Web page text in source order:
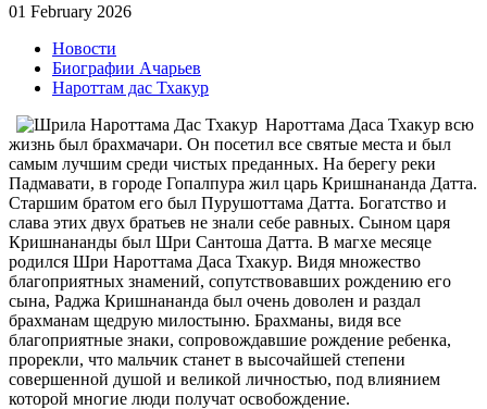
01 February 2026
Новости
Биографии Ачарьев
Нароттам дас Тхакур
Нароттама Даса Тхакур всю
жизнь был брахмачари. Он посетил все святые места и был
самым лучшим среди чистых преданных. На берегу реки
Падмавати, в городе Гопалпура жил царь Кришнананда Датта.
Старшим братом его был Пурушоттама Датта. Богатство и
слава этих двух братьев не знали себе равных. Сыном царя
Кришнананды был Шри Сантоша Датта. В магхе месяце
родился Шри Нароттама Даса Тхакур. Видя множество
благоприятных знамений, сопутствовавших рождению его
сына, Раджа Кришнананда был очень доволен и раздал
брахманам щедрую милостыню. Брахманы, видя все
благоприятные знаки, сопровождавшие рождение ребенка,
прорекли, что мальчик станет в высочайшей степени
совершенной душой и великой личностью, под влиянием
которой многие люди получат освобождение.